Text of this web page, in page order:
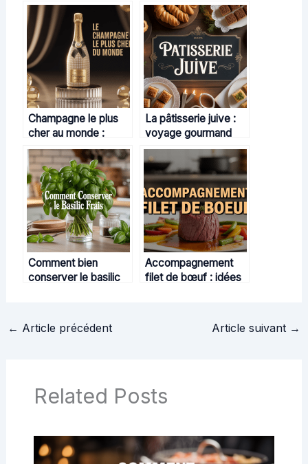
Champagne le plus
cher au monde :
immersion dans le
luxe effervescent
La pâtisserie juive :
voyage gourmand
entre tradition et
partage
Comment bien
conserver le basilic
Accompagnement
filet de bœuf : idées
sublimer votre plat
← Article précédent Article suivant →
Related Posts